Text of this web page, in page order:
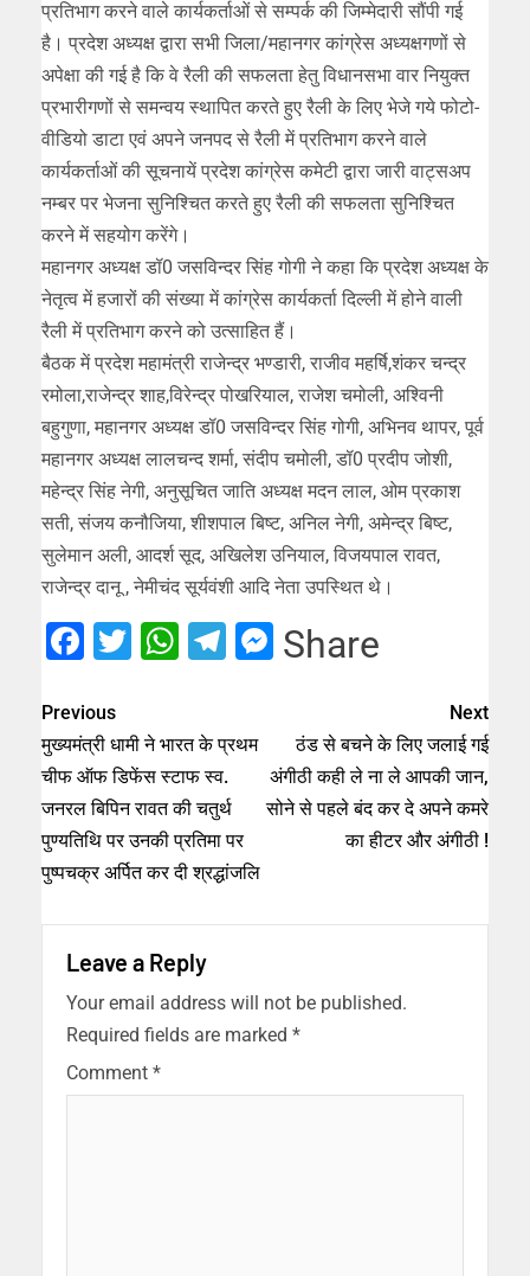
प्रतिभाग करने वाले कार्यकर्ताओं से सम्पर्क की जिम्मेदारी सौंपी गई
है। प्रदेश अध्यक्ष द्वारा सभी जिला/महानगर कांग्रेस अध्यक्षगणों से
अपेक्षा की गई है कि वे रैली की सफलता हेतु विधानसभा वार नियुक्त
प्रभारीगणों से समन्वय स्थापित करते हुए रैली के लिए भेजे गये फोटो-
वीडियो डाटा एवं अपने जनपद से रैली में प्रतिभाग करने वाले
कार्यकर्ताओं की सूचनायें प्रदेश कांग्रेस कमेटी द्वारा जारी वाट्सअप
नम्बर पर भेजना सुनिश्चित करते हुए रैली की सफलता सुनिश्चित
करने में सहयोग करेंगे।
महानगर अध्यक्ष डॉ0 जसविन्दर सिंह गोगी ने कहा कि प्रदेश अध्यक्ष के
नेतृत्व में हजारों की संख्या में कांग्रेस कार्यकर्ता दिल्ली में होने वाली
रैली में प्रतिभाग करने को उत्साहित हैं।
बैठक में प्रदेश महामंत्री राजेन्द्र भण्डारी, राजीव महर्षि,शंकर चन्द्र
रमोला,राजेन्द्र शाह,विरेन्द्र पोखरियाल, राजेश चमोली, अश्विनी
बहुगुणा, महानगर अध्यक्ष डॉ0 जसविन्दर सिंह गोगी, अभिनव थापर, पूर्व
महानगर अध्यक्ष लालचन्द शर्मा, संदीप चमोली, डॉ0 प्रदीप जोशी,
महेन्द्र सिंह नेगी, अनुसूचित जाति अध्यक्ष मदन लाल, ओम प्रकाश
सती, संजय कनौजिया, शीशपाल बिष्ट, अनिल नेगी, अमेन्द्र बिष्ट,
सुलेमान अली, आदर्श सूद, अखिलेश उनियाल, विजयपाल रावत,
राजेन्द्र दानू , नेमीचंद सूर्यवंशी आदि नेता उपस्थित थे।
Facebook
Twitter
WhatsApp
Telegram
Messenger
Share
Previous
मुख्यमंत्री धामी ने भारत के प्रथम
चीफ ऑफ डिफेंस स्टाफ स्व.
जनरल बिपिन रावत की चतुर्थ
पुण्यतिथि पर उनकी प्रतिमा पर
पुष्पचक्र अर्पित कर दी श्रद्धांजलि
Next
ठंड से बचने के लिए जलाई गई
अंगीठी कही ले ना ले आपकी जान,
सोने से पहले बंद कर दे अपने कमरे
का हीटर और अंगीठी !
Leave a Reply
Your email address will not be published.
Required fields are marked *
Comment *